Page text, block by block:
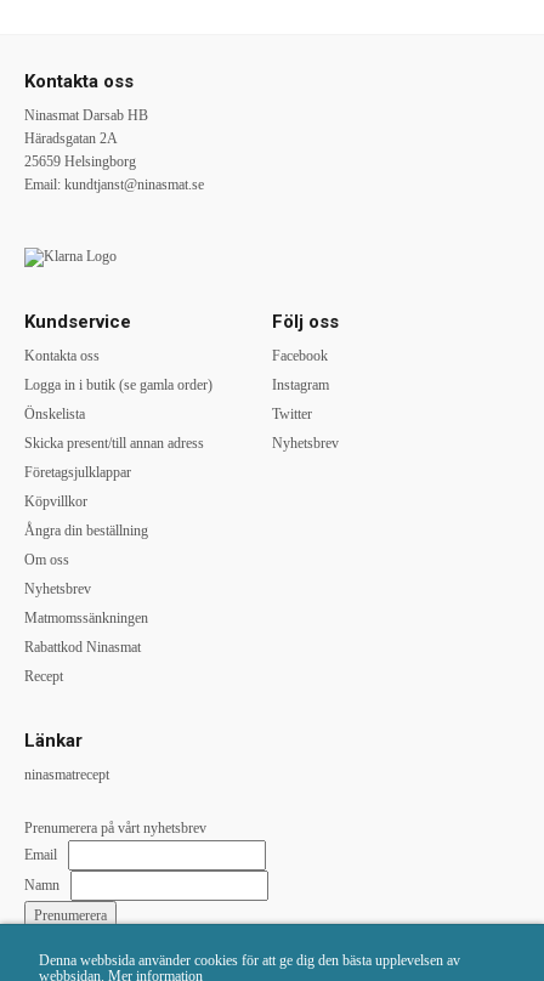
Denna webbsida använder cookies för att ge dig den bästa upplevelsen av
webbsidan.Mer information
Kontakta oss
Ninasmat Darsab HB
Häradsgatan 2A
25659 Helsingborg
Email: kundtjanst@ninasmat.se
Kundservice
Kontakta oss
Logga in i butik (se gamla order)
Önskelista
Skicka present/till annan adress
Företagsjulklappar
Köpvillkor
Ångra din beställning
Om oss
Nyhetsbrev
Matmomssänkningen
Rabattkod Ninasmat
Recept
Följ oss
Facebook
Instagram
Twitter
Nyhetsbrev
Länkar
ninasmatrecept
Prenumerera på vårt nyhetsbrev
Email
Namn
Vi skickar till: